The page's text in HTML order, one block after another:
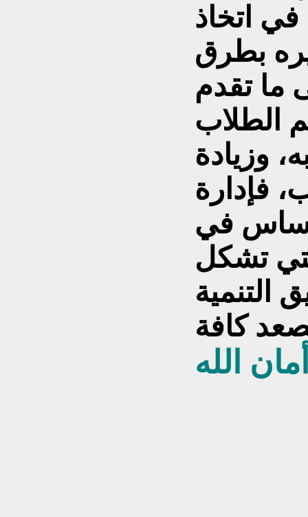
في اتخاذ
بطرق
ما تقدم
الطلاب
وزيادة
فإدارة
في
تشكل
التنمية